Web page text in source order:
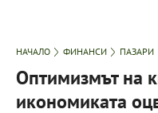
НАЧАЛО ФИНАНСИ ПАЗАРИ
Оптимизмът на
икономиката